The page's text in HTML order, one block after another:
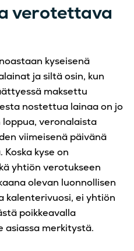
verotettava
kyseisenä
ja siltä osin, kun
maksettu
nostettua lainaa on jo
veronalaista
viimeisenä päivänä
kyse on
yhtiön verotukseen
olevan luonnollisen
kalenterivuosi, ei yhtiön
poikkeavalla
asiassa merkitystä.